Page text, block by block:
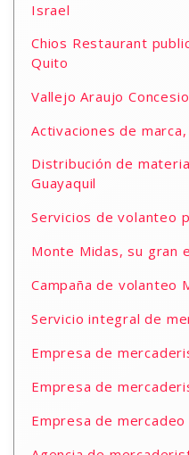
Israel
Chios Restaurant
Quito
Vallejo Araujo
Activaciones de
Distribución de
Guayaquil
Servicios de volanteo
Monte Midas, su gran
Campaña de volanteo
Servicio integral de
Empresa de
Empresa de
Empresa de